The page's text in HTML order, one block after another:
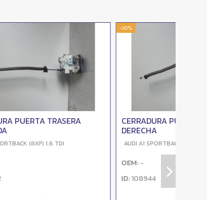
TAPA EXTERIOR COMBUSTIBLE
AUDI A1 SPORTBACK (8XF) 1.6 TDI